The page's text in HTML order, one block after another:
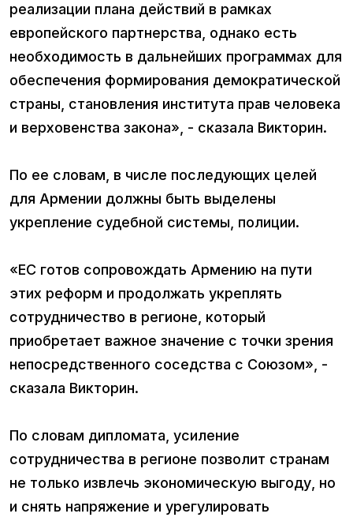
реализации плана действий в рамках
европейского партнерства, однако есть
необходимость в дальнейших программах для
обеспечения формирования демократической
страны, становления института прав человека
и верховенства закона», - сказала Викторин.
По ее словам, в числе последующих целей
для Армении должны быть выделены
укрепление судебной системы, полиции.
«ЕС готов сопровождать Армению на пути
этих реформ и продолжать укреплять
сотрудничество в регионе, который
приобретает важное значение с точки зрения
непосредственного соседства с Союзом», -
сказала Викторин.
По словам дипломата, усиление
сотрудничества в регионе позволит странам
не только извлечь экономическую выгоду, но
и снять напряжение и урегулировать